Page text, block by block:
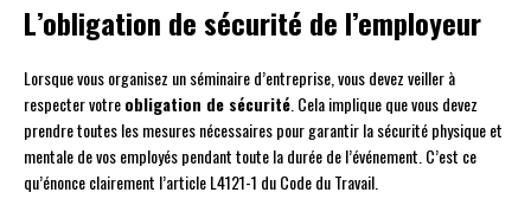
L’obligation de sécurité de l’employeur
Lorsque vous organisez un séminaire d’entreprise, vous devez veiller à
respecter votreobligation de sécurité. Cela implique que vous devez
prendre toutes les mesures nécessaires pour garantir la sécurité physique et
mentale de vos employés pendant toute la durée de l’événement. C’est ce
qu’énonce clairement l’article L4121-1 du Code du Travail.